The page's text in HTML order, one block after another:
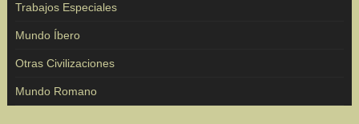
Trabajos Especiales
Mundo Íbero
Otras Civilizaciones
Mundo Romano